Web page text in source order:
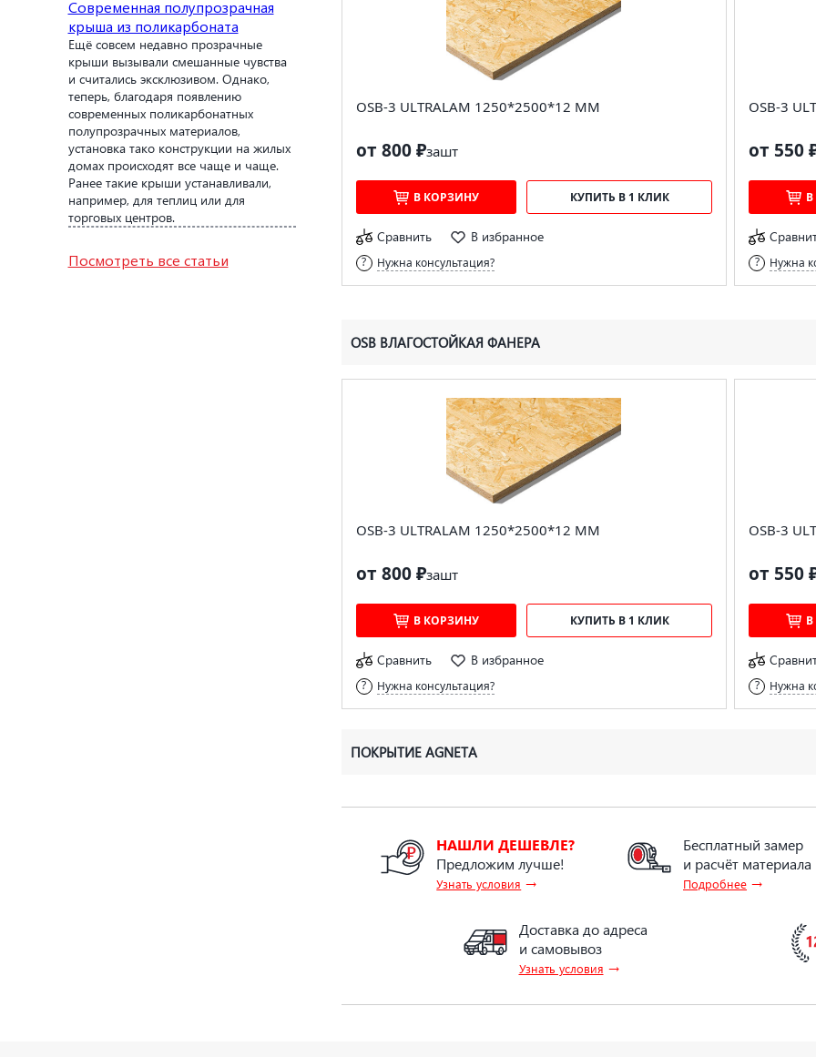
Современная полупрозрачная
крыша из поликарбоната
Ещё совсем недавно прозрачные
крыши вызывали смешанные чувства
и считались эксклюзивом. Однако,
теперь, благодаря появлению
современных поликарбонатных
полупрозрачных материалов,
установка тако конструкции на жилых
домах происходят все чаще и чаще.
Ранее такие крыши устанавливали,
например, для теплиц или для
торговых центров.
Посмотреть все статьи
OSB-3 ULTRALAM 1250*2500*12 ММ
от 800 ₽зашт
В КОРЗИНУ КУПИТЬ В 1 КЛИК
Сравнить В избранное
Нужна консультация?
OSB-3
от 550
Нужна
OSB ВЛАГОСТОЙКАЯ ФАНЕРА
OSB-3 ULTRALAM 1250*2500*12 ММ
от 800 ₽зашт
В КОРЗИНУ КУПИТЬ В 1 КЛИК
Сравнить В избранное
Нужна консультация?
OSB-3
от 550
Нужна
ПОКРЫТИЕ AGNETA
НАШЛИ ДЕШЕВЛЕ?
Предложим лучше!
Узнать условия →
Бесплатный замер
и расчёт материала
Подробнее →
Доставка до адреса
и самовывоз
Узнать условия →